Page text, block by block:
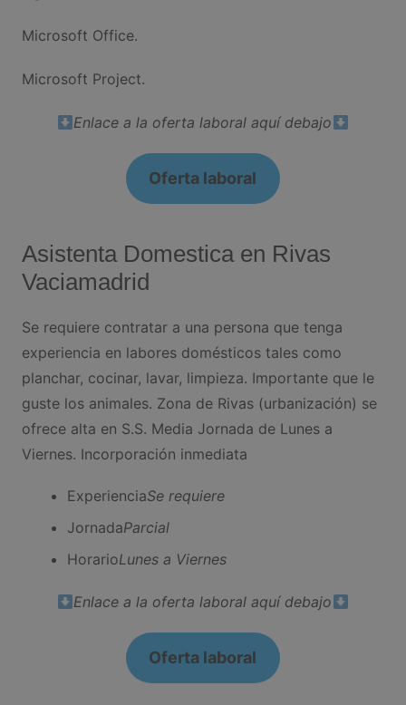
Microsoft Office.
Microsoft Project.
Enlace a la oferta laboral aquí debajo
Oferta laboral
Asistenta Domestica en Rivas
Vaciamadrid
Se requiere contratar a una persona que tenga
experiencia en labores domésticos tales como
planchar, cocinar, lavar, limpieza. Importante que le
guste los animales. Zona de Rivas (urbanización) se
ofrece alta en S.S. Media Jornada de Lunes a
Viernes. Incorporación inmediata
ExperienciaSe requiere
JornadaParcial
HorarioLunes a Viernes
Enlace a la oferta laboral aquí debajo
Oferta laboral